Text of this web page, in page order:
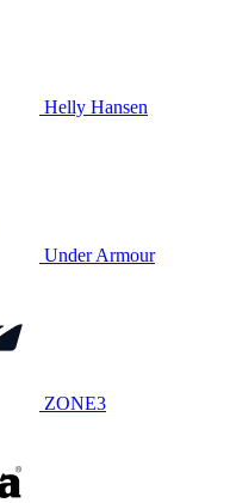
Helly Hansen
Under Armour
ZONE3